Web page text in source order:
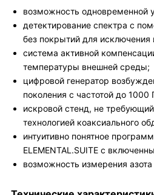
возможность одновременной
детектирование спектра с
без покрытий для исключения
система активной
температуры внешней среды;
цифровой генератор
поколения с частотой до 1000
искровой стенд, не
технологией коаксиального
интуитивно понятное
ELEMENTAL.SUITE с
возможность измерения